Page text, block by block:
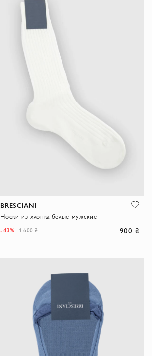
BRESCIANI
Носки из хлопка белые мужские
-43% 1 600 ₴ 900 ₴